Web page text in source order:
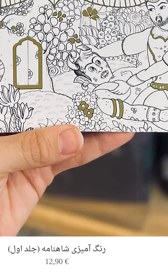
Quick View
رنگ ‌آمیزی شاهنامه (جلد اول)
Price
12,90 €